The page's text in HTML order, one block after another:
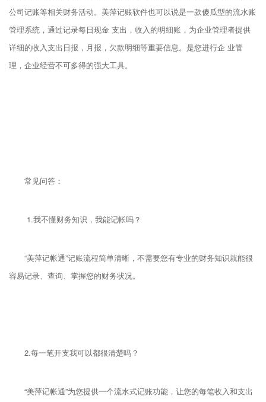
公司记账等相关财务活动。美萍记账软件也可以说是一款傻瓜型的流水账
管理系统，通过记录每日现金 支出，收入的明细账，为企业管理者提供
详细的收入支出日报，月报，欠款明细等重要信息。是您进行企 业管
理，企业经营不可多得的强大工具。
常见问答：
1.我不懂财务知识，我能记帐吗？
“美萍记帐通”记账流程简单清晰，不需要您有专业的财务知识就能很
容易记录、查询、掌握您的财务状况。
2.每一笔开支我可以都很清楚吗？
“美萍记帐通”为您提供一个流水式记账功能，让您的每笔收入和支出